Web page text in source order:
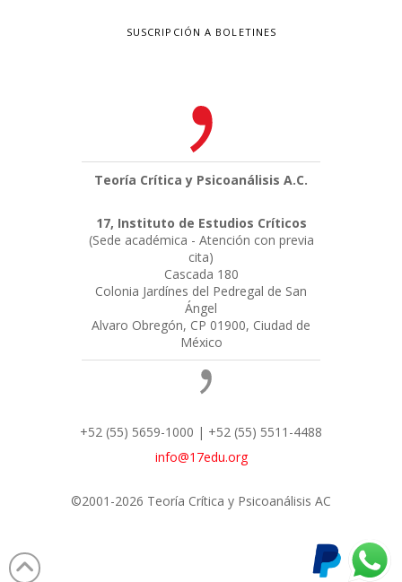
SUSCRIPCIÓN A BOLETINES
Teoría Crítica y Psicoanálisis A.C.
17, Instituto de Estudios Críticos
(Sede académica - Atención con previa
cita)
Cascada 180
Colonia Jardínes del Pedregal de San
Ángel
Alvaro Obregón, CP 01900, Ciudad de
México
+52 (55) 5659-1000 | +52 (55) 5511-4488
info@17edu.org
©2001-2026 Teoría Crítica y Psicoanálisis AC